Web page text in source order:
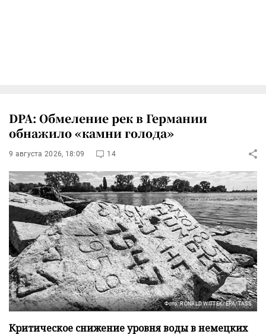
DPA: Обмеление рек в Германии
обнажило «камни голода»
9 августа 2026, 18:09 14
Фото: RONALD WITTEK/EPA/TASS
Критическое снижение уровня воды в немецких